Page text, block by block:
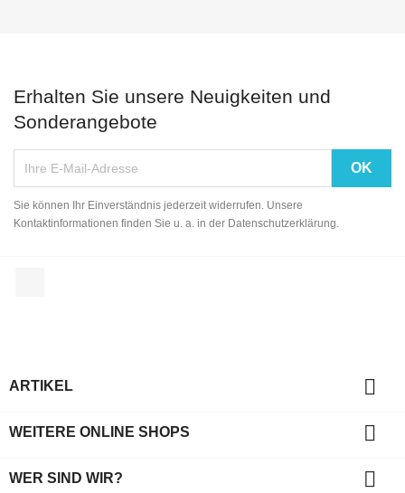
Erhalten Sie unsere Neuigkeiten und
Sonderangebote
Sie können Ihr Einverständnis jederzeit widerrufen. Unsere
Kontaktinformationen finden Sie u. a. in der Datenschutzerklärung.
ARTIKEL 
WEITERE ONLINE SHOPS 
WER SIND WIR? 